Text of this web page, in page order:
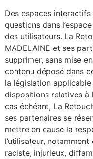
Des espaces
questions dans
des utilisateurs. La
MADELAINE et ses
supprimer, sans mise
contenu déposé dans
la législation
dispositions relatives à
cas échéant, La
ses partenaires se
mettre en cause la
l’utilisateur,
raciste, injurieux,